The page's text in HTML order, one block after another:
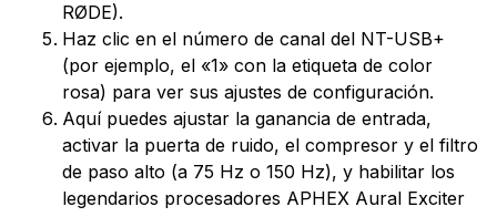
RØDE).
Haz clic en el número de canal del NT-USB+
(por ejemplo, el «1» con la etiqueta de color
rosa) para ver sus ajustes de configuración.
Aquí puedes ajustar la ganancia de entrada,
activar la puerta de ruido, el compresor y el filtro
de paso alto (a 75 Hz o 150 Hz), y habilitar los
legendarios procesadores APHEX Aural Exciter